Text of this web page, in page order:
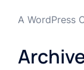
A WordPress